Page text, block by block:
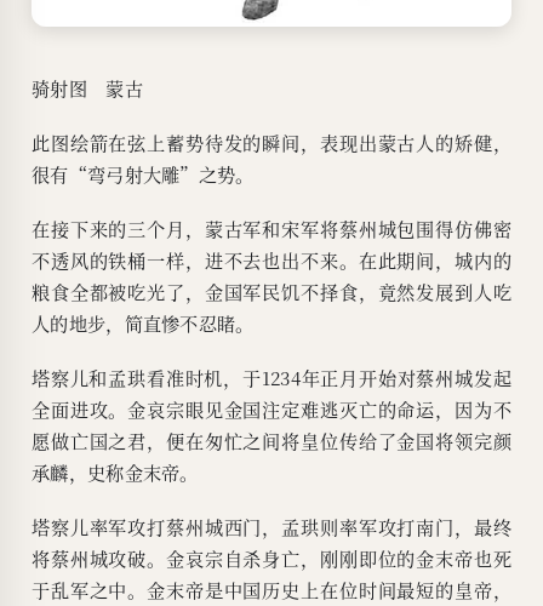
骑射图 蒙古
此图绘箭在弦上蓄势待发的瞬间，表现出蒙古人的矫健，
很有“弯弓射大雕”之势。
在接下来的三个月，蒙古军和宋军将蔡州城包围得仿佛密
不透风的铁桶一样，进不去也出不来。在此期间，城内的
粮食全都被吃光了，金国军民饥不择食，竟然发展到人吃
人的地步，简直惨不忍睹。
塔察儿和孟珙看准时机，于1234年正月开始对蔡州城发起
全面进攻。金哀宗眼见金国注定难逃灭亡的命运，因为不
愿做亡国之君，便在匆忙之间将皇位传给了金国将领完颜
承麟，史称金末帝。
塔察儿率军攻打蔡州城西门，孟珙则率军攻打南门，最终
将蔡州城攻破。金哀宗自杀身亡，刚刚即位的金末帝也死
于乱军之中。金末帝是中国历史上在位时间最短的皇帝，